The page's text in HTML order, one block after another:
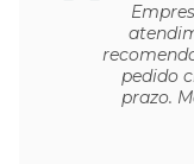
pedido
prazo.